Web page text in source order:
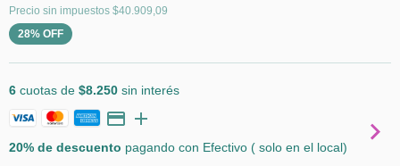
Precio sin impuestos $40.909,09
28% OFF
6 cuotas de $8.250 sin interés
20% de descuento pagando con Efectivo ( solo en el local)